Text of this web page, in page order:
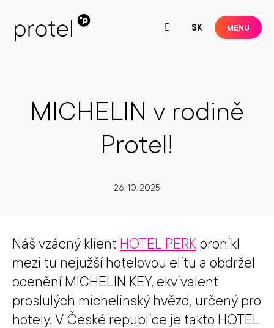
MENU
CZ
SK
MICHELIN v rodině
Protel!
26. 10. 2025
Náš vzácný klient HOTEL PERK pronikl
mezi tu nejužší hotelovou elitu a obdržel
ocenění MICHELIN KEY, ekvivalent
proslulých michelinský hvězd, určený pro
hotely. V České republice je takto HOTEL